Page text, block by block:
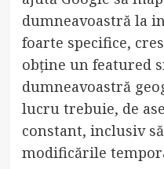
dumneavoastră la
foarte specifice,
obține un featured
dumneavoastră
lucru trebuie, de
constant, inclusiv
modificările